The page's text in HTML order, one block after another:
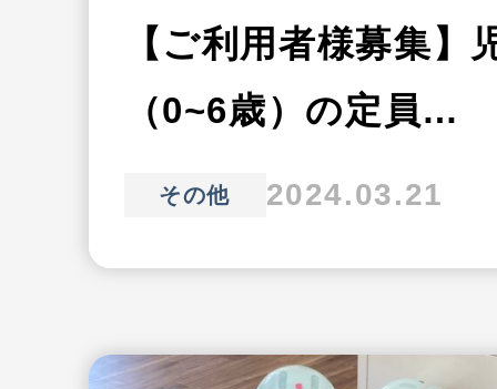
【ご利用者様募集】
（0~6歳）の定員…
その他 2024.03.21